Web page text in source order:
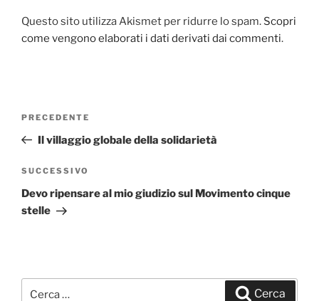
Questo sito utilizza Akismet per ridurre lo spam. Scopri
come vengono elaborati i dati derivati dai commenti.
Navigazione
Articolo
precedente:
PRECEDENTE
Il villaggio globale della solidarietà
Articolo
successivo
SUCCESSIVO
Devo ripensare al mio giudizio sul Movimento cinque
stelle
Cerca:
Cerca